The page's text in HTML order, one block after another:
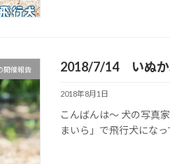
開催報告 2018/7/14 いぬか
2018年8月1日
こんばんは～ 犬の写真
まいら」で飛行犬にな